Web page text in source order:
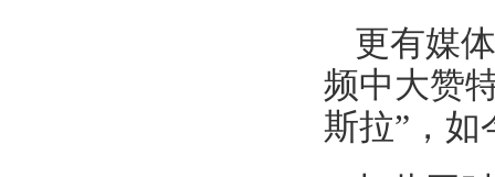
更有媒
频中大赞
斯拉”， 如